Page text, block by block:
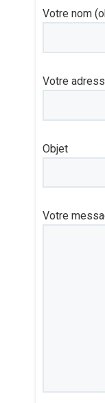
Votre nom
Votre
Objet
Votre